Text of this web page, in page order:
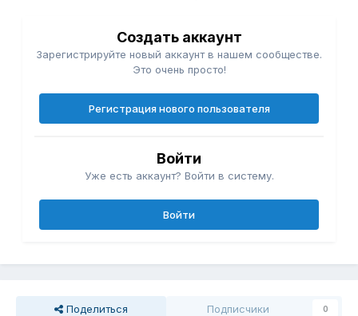
Создать аккаунт
Зарегистрируйте новый аккаунт в нашем сообществе.
Это очень просто!
Регистрация нового пользователя
Войти
Уже есть аккаунт? Войти в систему.
Войти
Поделиться Подписчики 0